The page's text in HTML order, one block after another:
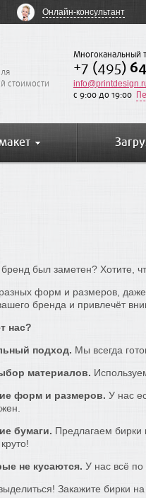
Онлайн-консультант
стоимости
Многоканальный
+7 (495)
c 9:00 до 19:00
был заметен? Хотите,
форм и размеров, даже
бренда и привлечёт
нас?
подход. Мы всегда
материалов.
форм и размеров. У нас
бумаги. Предлагаем бирки
не кусаются. У нас всё по
Закажите бирки